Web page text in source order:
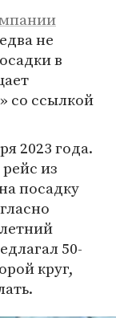
не
в
со ссылкой
2023 года.
из
посадку
50-
круг,